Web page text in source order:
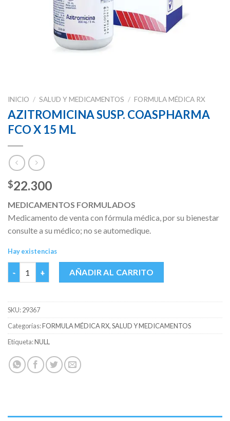
INICIO / SALUD Y MEDICAMENTOS / FORMULA MÉDICA RX
AZITROMICINA SUSP. COASPHARMA
FCO X 15 ML
$22.300
MEDICAMENTOS FORMULADOS
Medicamento de venta con fórmula médica, por su bienestar
consulte a su médico; no se automedique.
Hay existencias
AZITROMICINA SUSP. COASPHARMA FCO X 15 ML cantidad
AÑADIR AL CARRITO
SKU:29367
Categorías:FORMULA MÉDICA RX,SALUD Y MEDICAMENTOS
Etiqueta:NULL